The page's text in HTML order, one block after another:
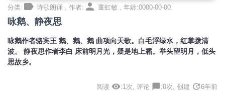
分类: label 诗歌朗诵 , 作者: person 董虹敏 , 年龄:0000-00-00
咏鹅、静夜思
咏鹅作者骆宾王 鹅、鹅、鹅 曲项向天歌。白毛浮绿水，红掌拨清
波。 静夜思作者李白 床前明月光，疑是地上霜。举头望明月，低头
思故乡。
阅读 visibility:1次, 评论 chat_bubble:0次, 创建 update6年前